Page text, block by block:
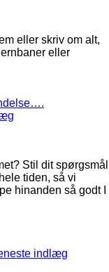
eller skriv om alt,
eller
Stil dit spørgsmål
tiden, så vi
hinanden så godt I
indlæg